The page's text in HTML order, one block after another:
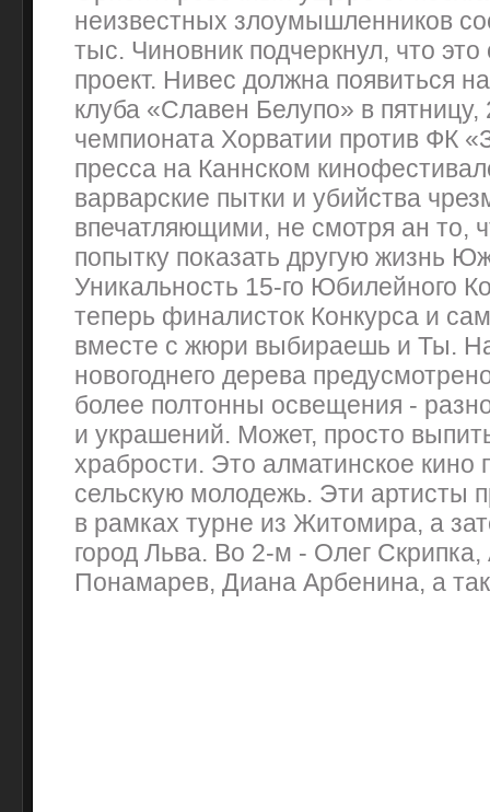
неизвестных злоумышленников
тыс. Чиновник подчеркнул, что
проект. Нивес должна появиться
клуба «Славен Белупо» в
чемпионата Хорватии против ФК
пресса на Каннском
варварские пытки и убийства
впечатляющими, не смотря ан то,
попытку показать другую жизнь
Уникальность 15-го Юбилейного
теперь финалисток Конкурса и
вместе с жюри выбираешь и Ты.
новогоднего дерева
более полтонны освещения -
и украшений. Может, просто
храбрости. Это алматинское кино
сельскую молодежь. Эти артисты
в рамках турне из Житомира, а
город Льва. Во 2-м - Олег Скрипка,
Понамарев, Диана Арбенина, а